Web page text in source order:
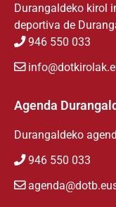
Durangaldeko kirol
deportiva de
946 550 033
Agenda
Durangaldeko
946 550 033